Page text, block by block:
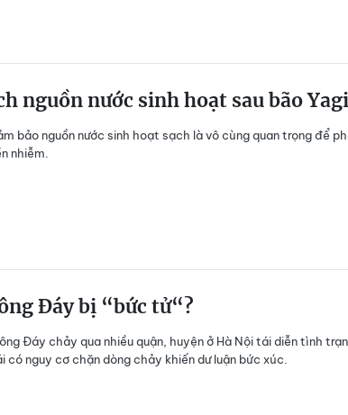
nguồn nước sinh hoạt sau bão Yagi
bảo nguồn nước sinh hoạt sạch là vô cùng quan trọng để
nhiễm.
Đáy bị “bức tử“?
Đáy chảy qua nhiều quận, huyện ở Hà Nội tái diễn tình
có nguy cơ chặn dòng chảy khiến dư luận bức xúc.